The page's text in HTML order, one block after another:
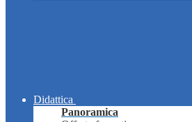
Didattica
Panoramica